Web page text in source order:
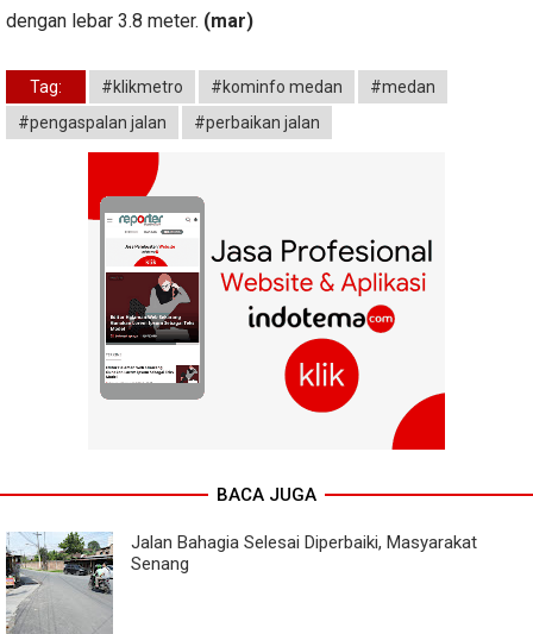
dengan lebar 3.8 meter. (mar)
Tag: #klikmetro #kominfo medan
#medan
#pengaspalan jalan
#perbaikan jalan
BACA JUGA
Jalan Bahagia Selesai Diperbaiki, Masyarakat
Senang